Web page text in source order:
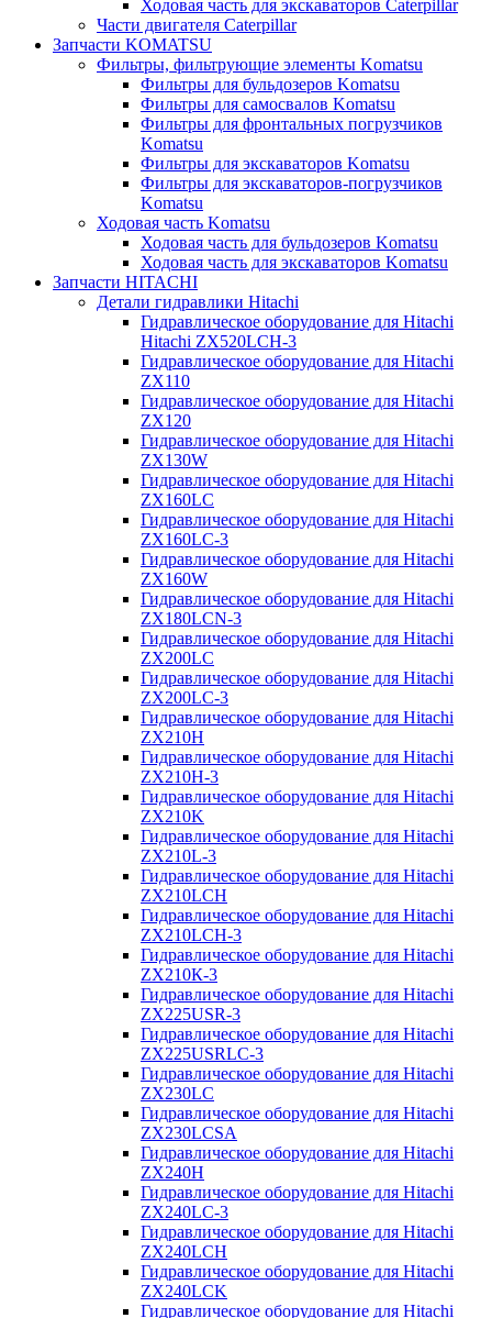
Ходовая часть для экскаваторов Caterpillar
Части двигателя Caterpillar
Запчасти KOMATSU
Фильтры, фильтрующие элементы Komatsu
Фильтры для бульдозеров Komatsu
Фильтры для самосвалов Komatsu
Фильтры для фронтальных погрузчиков
Komatsu
Фильтры для экскаваторов Komatsu
Фильтры для экскаваторов-погрузчиков
Komatsu
Ходовая часть Komatsu
Ходовая часть для бульдозеров Komatsu
Ходовая часть для экскаваторов Komatsu
Запчасти HITACHI
Детали гидравлики Hitachi
Гидравлическое оборудование для Hitachi
Hitachi ZX520LCH-3
Гидравлическое оборудование для Hitachi
ZX110
Гидравлическое оборудование для Hitachi
ZX120
Гидравлическое оборудование для Hitachi
ZX130W
Гидравлическое оборудование для Hitachi
ZX160LC
Гидравлическое оборудование для Hitachi
ZX160LC-3
Гидравлическое оборудование для Hitachi
ZX160W
Гидравлическое оборудование для Hitachi
ZX180LCN-3
Гидравлическое оборудование для Hitachi
ZX200LC
Гидравлическое оборудование для Hitachi
ZX200LC-3
Гидравлическое оборудование для Hitachi
ZX210H
Гидравлическое оборудование для Hitachi
ZX210H-3
Гидравлическое оборудование для Hitachi
ZX210K
Гидравлическое оборудование для Hitachi
ZX210L-3
Гидравлическое оборудование для Hitachi
ZX210LCH
Гидравлическое оборудование для Hitachi
ZX210LCH-3
Гидравлическое оборудование для Hitachi
ZX210К-3
Гидравлическое оборудование для Hitachi
ZX225USR-3
Гидравлическое оборудование для Hitachi
ZX225USRLC-3
Гидравлическое оборудование для Hitachi
ZX230LC
Гидравлическое оборудование для Hitachi
ZX230LCSA
Гидравлическое оборудование для Hitachi
ZX240H
Гидравлическое оборудование для Hitachi
ZX240LC-3
Гидравлическое оборудование для Hitachi
ZX240LCH
Гидравлическое оборудование для Hitachi
ZX240LCK
Гидравлическое оборудование для Hitachi